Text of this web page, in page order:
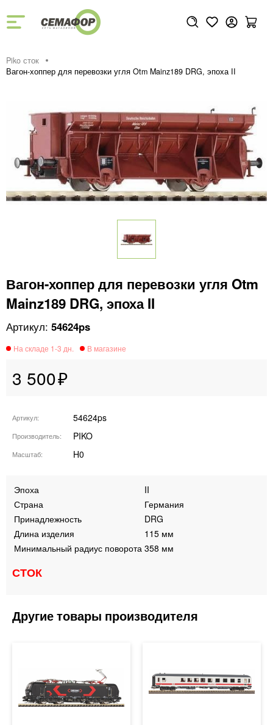
Piko сток
Вагон-хоппер для перевозки угля Otm Mainz189 DRG, эпоха II
Вагон-хоппер для перевозки угля Otm
Mainz189 DRG, эпоха II
54624ps
3 500
Артикул 54624ps
Производитель PIKO
Масштаб H0
Эпоха
II
Страна
Германия
Принадлежность
DRG
Длина изделия
115 мм
Минимальный радиус поворота 358 мм
СТОК